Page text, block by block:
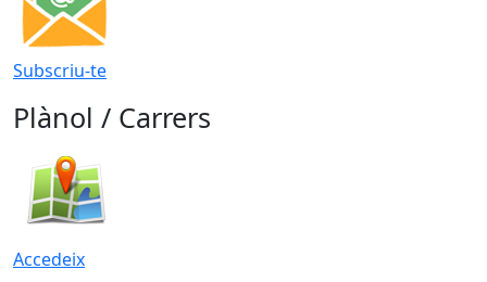
Subscriu-te
Plànol / Carrers
Accedeix